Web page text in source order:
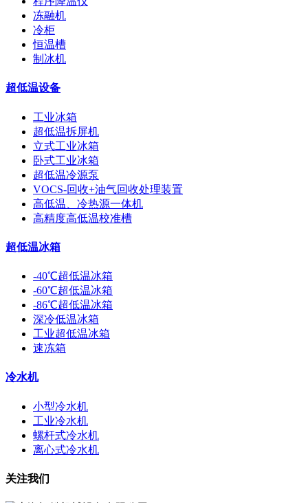
冻融机
冷柜
恒温槽
制冰机
超低温设备
工业冰箱
超低温拆屏机
立式工业冰箱
卧式工业冰箱
超低温冷源泵
VOCS-回收+油气回收处理装置
高低温、冷热源一体机
高精度高低温校准槽
超低温冰箱
-40℃超低温冰箱
-60℃超低温冰箱
-86℃超低温冰箱
深冷低温冰箱
工业超低温冰箱
速冻箱
冷水机
小型冷水机
工业冷水机
螺杆式冷水机
离心式冷水机
关注我们